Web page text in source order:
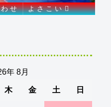
せ よ さ こ い
年 8月
木 金 土 日